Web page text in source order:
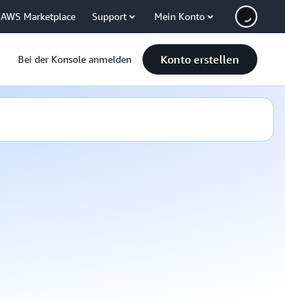
AWS Marketplace Support Mein Konto
Bei der Konsole anmelden Konto erstellen